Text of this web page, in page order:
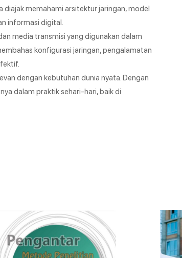
diajak memahami arsitektur jaringan, model
informasi digital.
media transmisi yang digunakan dalam
konfigurasi jaringan, pengalamatan
dengan kebutuhan dunia nyata. Dengan
dalam praktik sehari-hari, baik di